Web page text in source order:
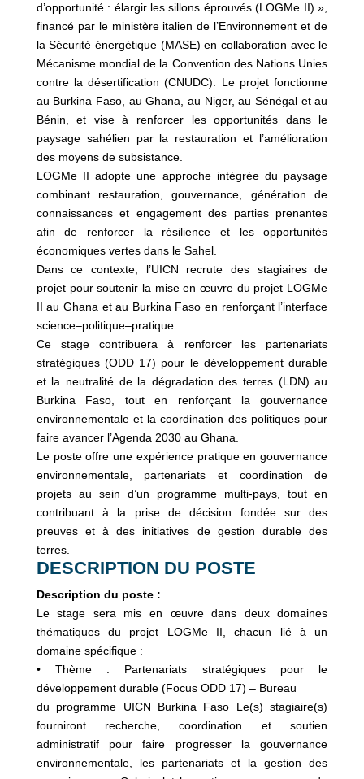
d’opportunité : élargir les sillons éprouvés (LOGMe II) »,
financé par le ministère italien de l’Environnement et de
la Sécurité énergétique (MASE) en collaboration avec le
Mécanisme mondial de la Convention des Nations Unies
contre la désertification (CNUDC). Le projet fonctionne
au Burkina Faso, au Ghana, au Niger, au Sénégal et au
Bénin, et vise à renforcer les opportunités dans le
paysage sahélien par la restauration et l’amélioration
des moyens de subsistance.
LOGMe II adopte une approche intégrée du paysage
combinant restauration, gouvernance, génération de
connaissances et engagement des parties prenantes
afin de renforcer la résilience et les opportunités
économiques vertes dans le Sahel.
Dans ce contexte, l’UICN recrute des stagiaires de
projet pour soutenir la mise en œuvre du projet LOGMe
II au Ghana et au Burkina Faso en renforçant l’interface
science–politique–pratique.
Ce stage contribuera à renforcer les partenariats
stratégiques (ODD 17) pour le développement durable
et la neutralité de la dégradation des terres (LDN) au
Burkina Faso, tout en renforçant la gouvernance
environnementale et la coordination des politiques pour
faire avancer l’Agenda 2030 au Ghana.
Le poste offre une expérience pratique en gouvernance
environnementale, partenariats et coordination de
projets au sein d’un programme multi-pays, tout en
contribuant à la prise de décision fondée sur des
preuves et à des initiatives de gestion durable des
terres.
DESCRIPTION DU POSTE
Description du poste :
Le stage sera mis en œuvre dans deux domaines
thématiques du projet LOGMe II, chacun lié à un
domaine spécifique :
• Thème : Partenariats stratégiques pour le
développement durable (Focus ODD 17) – Bureau
du programme UICN Burkina Faso Le(s) stagiaire(s)
fourniront recherche, coordination et soutien
administratif pour faire progresser la gouvernance
environnementale, les partenariats et la gestion des